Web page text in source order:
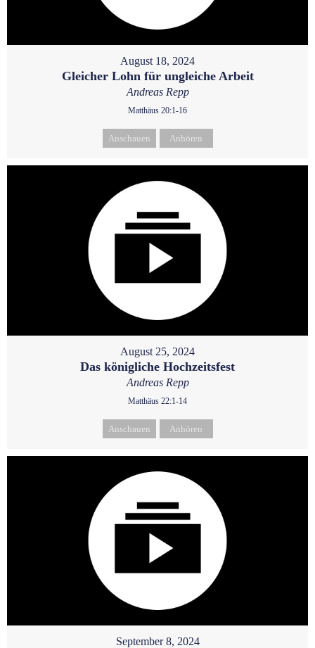
August 18, 2024
Gleicher Lohn für ungleiche Arbeit
Andreas Repp
Matthäus 20:1-16
Anschauen Anhören
August 25, 2024
Das königliche Hochzeitsfest
Andreas Repp
Matthäus 22:1-14
Anschauen Anhören
September 8, 2024